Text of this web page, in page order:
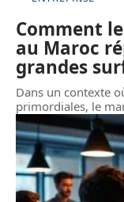
Comment
au Maroc
grandes
Dans un contexte
primordiales, le